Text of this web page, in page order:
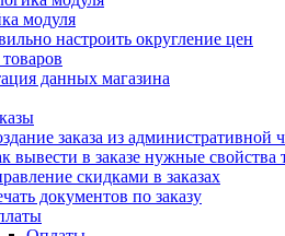
модуля
настроить округление цен
данных магазина
заказа из административной
вывести в заказе нужные свойства
скидками в заказах
документов по заказу